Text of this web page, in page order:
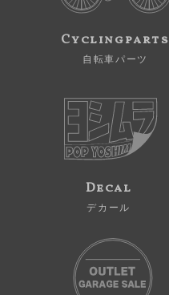
Cyclingparts
自転車パーツ
Decal
デカール